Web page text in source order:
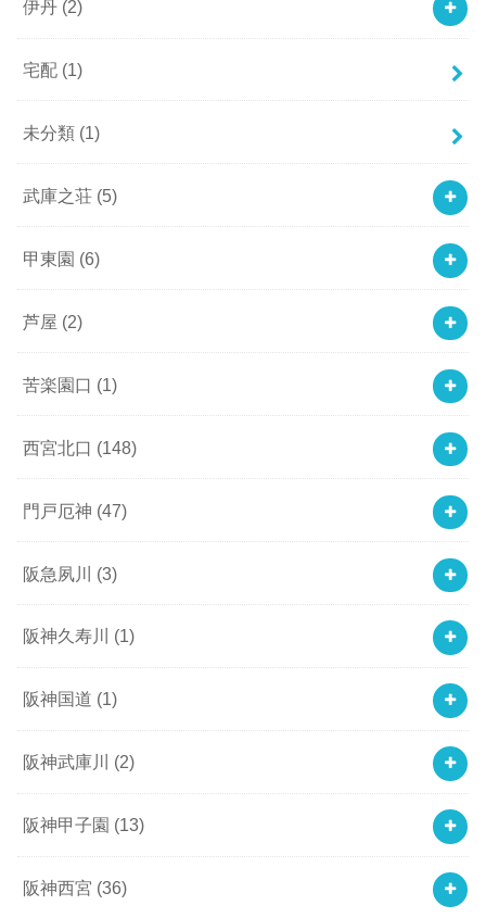
伊丹 (2)
宅配 (1)
未分類 (1)
武庫之荘 (5)
甲東園 (6)
芦屋 (2)
苦楽園口 (1)
西宮北口 (148)
門戸厄神 (47)
阪急夙川 (3)
阪神久寿川 (1)
阪神国道 (1)
阪神武庫川 (2)
阪神甲子園 (13)
阪神西宮 (36)